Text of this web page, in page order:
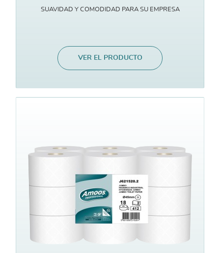
SUAVIDAD Y COMODIDAD PARA SU EMPRESA
VER EL PRODUCTO